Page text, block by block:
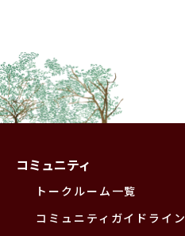
コミュニティ
トークルーム一覧
コミュニティガイドライン